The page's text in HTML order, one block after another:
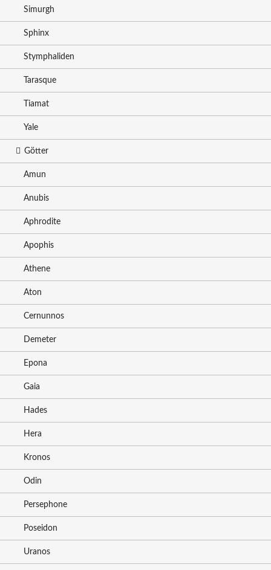
Simurgh
Sphinx
Stymphaliden
Tarasque
Tiamat
Yale
Götter
Amun
Anubis
Aphrodite
Apophis
Athene
Aton
Cernunnos
Demeter
Epona
Gaia
Hades
Hera
Kronos
Odin
Persephone
Poseidon
Uranos